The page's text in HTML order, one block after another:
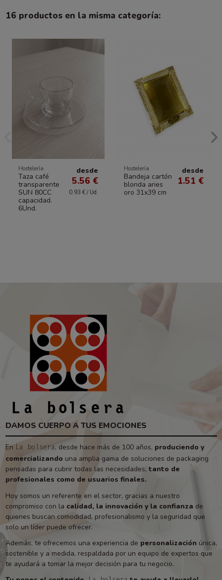
16 productos en la misma categoría:
Hostelería
Taza café
transparente
SUN 80CC
capacidad.
6Und.
desde
5.56 €
0.93 € / Ud.
Hostelería
Bandeja cartón
blonda aries
oro 31x39 cm
desde
1.51 €
DAMOS CUERPO A TUS EMOCIONES
En La bolsera , desde hace más de 100 años, produciendo y
comercializando una amplia gama de soluciones de packaging
pensadas para cubrir todas las necesidades, tanto de
profesionales como de usuarios finales.
Hoy somos un referente en el sector, gracias a nuestro
compromiso con la calidad, la innovación y la confianza de
quienes buscan comodidad, profesionalismo y la seguridad que
solo un líder puede ofrecer.
Además, te ofrecemos una experiencia de personalización única,
sostenible y a medida, respaldada por un equipo de expertos que
te ayudará a tomar la mejor decisión para tu negocio.